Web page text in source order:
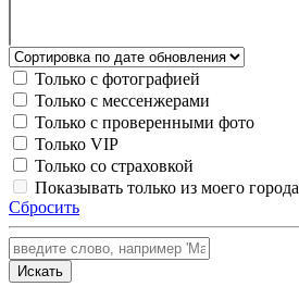
Только с фотографией
Только с мессенжерами
Только с проверенными фото
Только VIP
Только со страховкой
Показывать только из моего города
Сбросить
Искать